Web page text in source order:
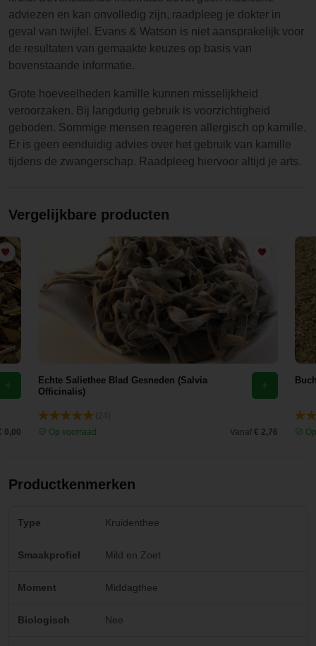
adviezen en kan onvolledig zijn, raadpleeg je dokter in
geval van twijfel. Evans & Watson is niet aansprakelijk voor
de resultaten van gemaakte keuzes op basis van
bovenstaande informatie.
Grote hoeveelheden kamille kunnen misselijkheid
veroorzaken. Bij langdurig gebruik is voorzichtigheid
geboden. Sommige mensen reageren allergisch op kamille.
Er is geen eenduidig advies over het gebruik van kamille
tijdens de zwangerschap. Raadpleeg hiervoor altijd je arts.
Vergelijkbare producten
0,00
Echte Saliethee Blad Gesneden (Salvia
Officinalis)
Op voorraad
Vanaf € 2,76
Productkenmerken
Type Kruidenthee
Smaakprofiel Mild en Zoet
Moment Middagthee
Biologisch Nee